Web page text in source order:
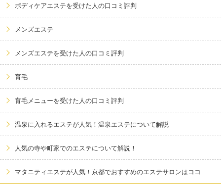
ボディケアエステを受けた人の口コミ評判
メンズエステ
メンズエステを受けた人の口コミ評判
育毛
育毛メニューを受けた人の口コミ評判
温泉に入れるエステが人気！温泉エステについて解説
人気の寺や町家でのエステについて解説！
マタニティエステが人気！京都でおすすめのエステサロンはココ